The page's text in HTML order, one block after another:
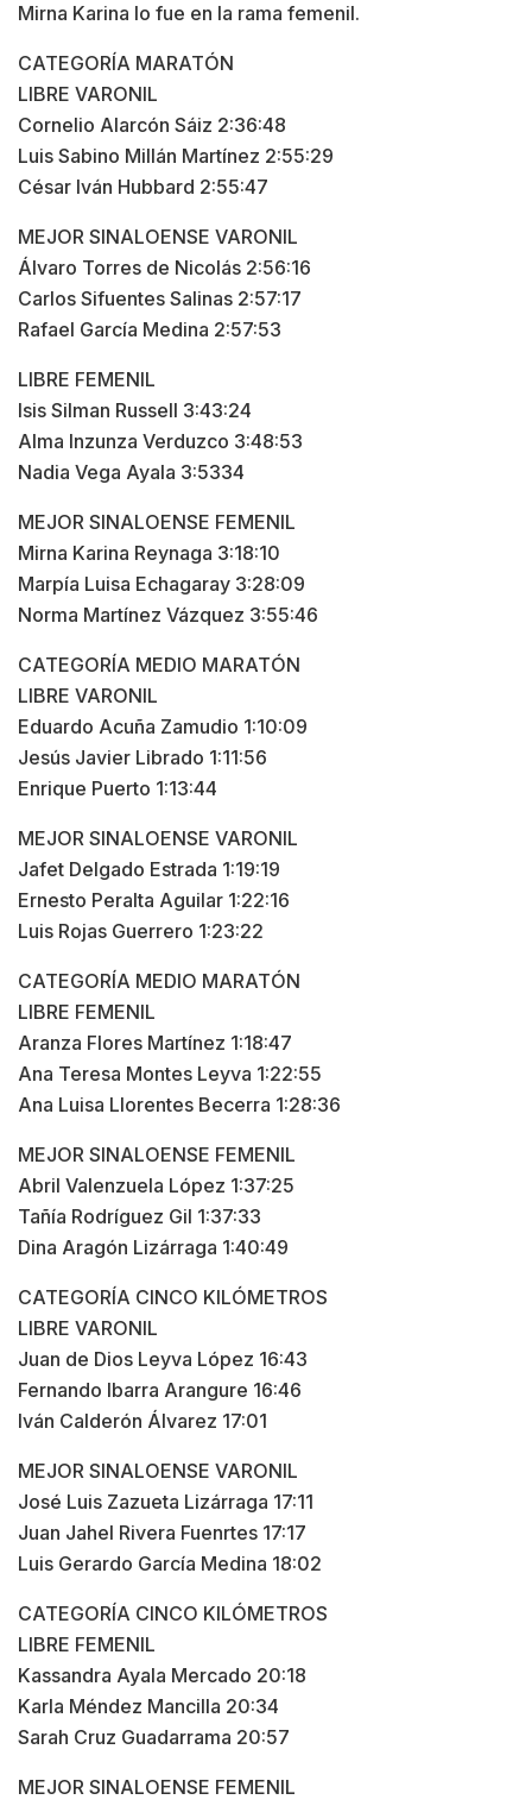
Mirna Karina lo fue en la rama femenil.
CATEGORÍA MARATÓN
LIBRE VARONIL
Cornelio Alarcón Sáiz 2:36:48
Luis Sabino Millán Martínez 2:55:29
César Iván Hubbard 2:55:47
MEJOR SINALOENSE VARONIL
Álvaro Torres de Nicolás 2:56:16
Carlos Sifuentes Salinas 2:57:17
Rafael García Medina 2:57:53
LIBRE FEMENIL
Isis Silman Russell 3:43:24
Alma Inzunza Verduzco 3:48:53
Nadia Vega Ayala 3:5334
MEJOR SINALOENSE FEMENIL
Mirna Karina Reynaga 3:18:10
Marpía Luisa Echagaray 3:28:09
Norma Martínez Vázquez 3:55:46
CATEGORÍA MEDIO MARATÓN
LIBRE VARONIL
Eduardo Acuña Zamudio 1:10:09
Jesús Javier Librado 1:11:56
Enrique Puerto 1:13:44
MEJOR SINALOENSE VARONIL
Jafet Delgado Estrada 1:19:19
Ernesto Peralta Aguilar 1:22:16
Luis Rojas Guerrero 1:23:22
CATEGORÍA MEDIO MARATÓN
LIBRE FEMENIL
Aranza Flores Martínez 1:18:47
Ana Teresa Montes Leyva 1:22:55
Ana Luisa Llorentes Becerra 1:28:36
MEJOR SINALOENSE FEMENIL
Abril Valenzuela López 1:37:25
Tañía Rodríguez Gil 1:37:33
Dina Aragón Lizárraga 1:40:49
CATEGORÍA CINCO KILÓMETROS
LIBRE VARONIL
Juan de Dios Leyva López 16:43
Fernando Ibarra Arangure 16:46
Iván Calderón Álvarez 17:01
MEJOR SINALOENSE VARONIL
José Luis Zazueta Lizárraga 17:11
Juan Jahel Rivera Fuenrtes 17:17
Luis Gerardo García Medina 18:02
CATEGORÍA CINCO KILÓMETROS
LIBRE FEMENIL
Kassandra Ayala Mercado 20:18
Karla Méndez Mancilla 20:34
Sarah Cruz Guadarrama 20:57
MEJOR SINALOENSE FEMENIL